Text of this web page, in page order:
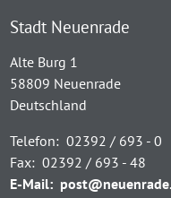
Stadt Neuenrade
Alte Burg 1
58809 Neuenrade
Deutschland
Telefon: 02392 / 693 - 0
Fax: 02392 / 693 - 48
E-Mail: